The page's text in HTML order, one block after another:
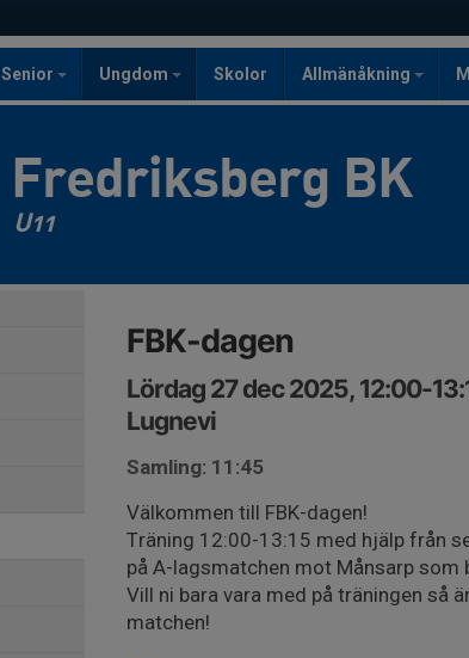
Senior Ungdom Skolor Allmänåkning
Fredriksberg BK
U11
FBK-dagen
Lördag 27 dec 2025, 12:00-
Lugnevi
Samling: 11:45
Välkommen till FBK-dagen!
Träning 12:00-13:15 med hjälp från
på A-lagsmatchen mot Månsarp som
Vill ni bara vara med på träningen så
matchen!